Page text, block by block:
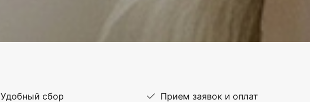
Удобный сбор
Прием заявок и оплат